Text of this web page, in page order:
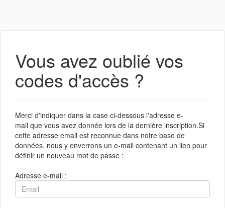
Vous avez oublié vos
codes d'accès ?
Merci d'indiquer dans la case ci-dessous l'adresse e-
mail que vous avez donnée lors de la dernière inscription.Si
cette adresse email est reconnue dans notre base de
données, nous y enverrons un e-mail contenant un lien pour
définir un nouveau mot de passe :
Adresse e-mail :